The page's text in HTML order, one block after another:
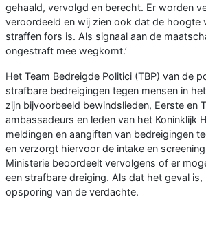
gehaald, vervolgd en berecht. Er worden
veroordeeld en wij zien ook dat de hoogte
straffen fors is. Als signaal aan de
ongestraft mee wegkomt.’
Het Team Bedreigde Politici (TBP) van de
strafbare bedreigingen tegen mensen in het
zijn bijvoorbeeld bewindslieden, Eerste en
ambassadeurs en leden van het Koninklijk
meldingen en aangiften van bedreigingen
en verzorgt hiervoor de intake en
Ministerie beoordeelt vervolgens of er
een strafbare dreiging. Als dat het geval is,
opsporing van de verdachte.